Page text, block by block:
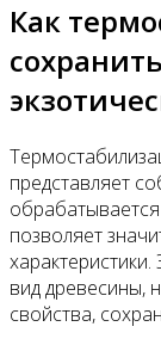
Как
представляет
позволяет
вид древесины,
свойства,